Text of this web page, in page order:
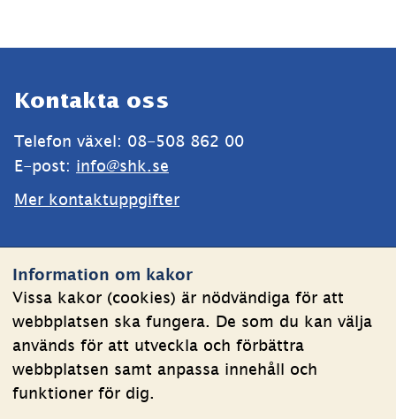
Information om kakor
Vissa kakor (cookies) är nödvändiga för att
webbplatsen ska fungera. De som du kan välja
används för att utveckla och förbättra
webbplatsen samt anpassa innehåll och
funktioner för dig.
Kontakta oss
Telefon växel: 08-508 862 00
E-post: info@shk.se
Mer kontaktuppgifter
Om kakor
Behandling av personuppgifter
Tillgänglighetsredogörelse
Följ oss